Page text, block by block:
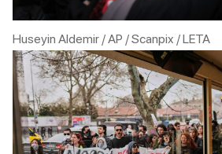
Huseyin Aldemir / AP / Scanpix / LETA